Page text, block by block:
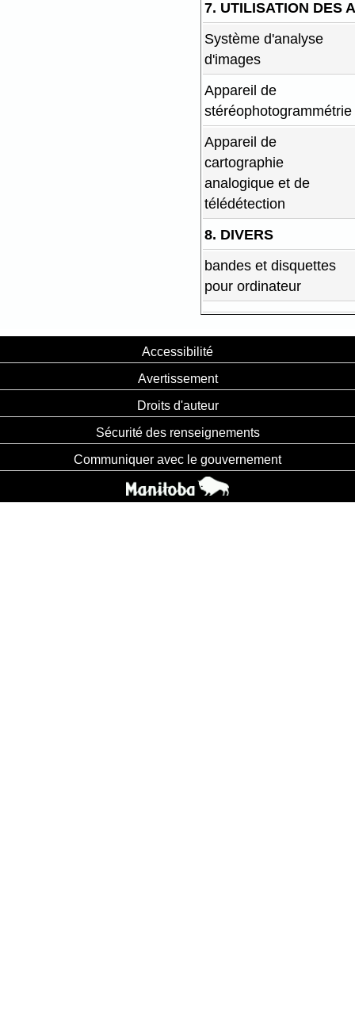
7. UTILISATION DES
Système d'analyse
d'images
Appareil de
stéréophotogrammétrie
Appareil de
cartographie
analogique et de
télédétection
8. DIVERS
bandes et disquettes
pour ordinateur
Accessibilité
Avertissement
Droits d'auteur
Sécurité des renseignements
Communiquer avec le gouvernement